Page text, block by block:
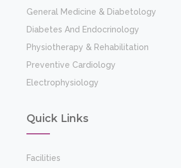
General Medicine & Diabetology
Diabetes And Endocrinology
Physiotherapy & Rehabilitation
Preventive Cardiology
Electrophysiology
Quick Links
Facilities